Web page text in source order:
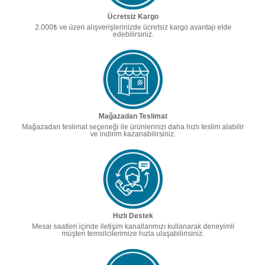
Ücretsiz Kargo
2.000₺ ve üzeri alışverişlerinizde ücretsiz kargo avantajı elde
edebilirsiniz.
Mağazadan Teslimat
Mağazadan teslimat seçeneği ile ürünlerinizi daha hızlı teslim alabilir
ve indirim kazanabilirsiniz.
Hızlı Destek
Mesai saatleri içinde iletişim kanallarımızı kullanarak deneyimli
müşteri temsilcilerimize hızla ulaşabilirisiniz.